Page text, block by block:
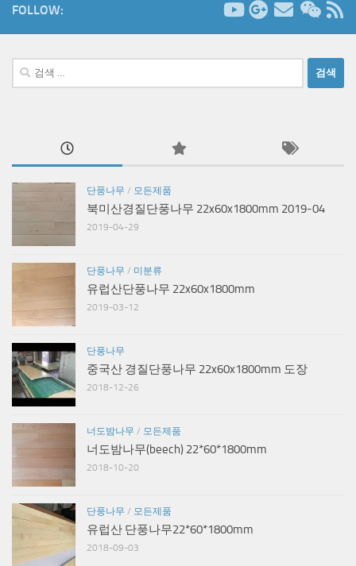
FOLLOW:
검
색:
단풍나무 / 모든제품
북미산경질단풍나무 22x60x1800mm 2019-04
2019-04-29
단풍나무 / 미분류
유럽산단풍나무 22x60x1800mm
2019-03-12
단풍나무
중국산 경질단풍나무 22x60x1800mm 도장
2018-12-26
너도밤나무 / 모든제품
너도밤나무(beech) 22*60*1800mm
2018-10-20
단풍나무 / 모든제품
유럽산 단풍나무22*60*1800mm
2018-09-03